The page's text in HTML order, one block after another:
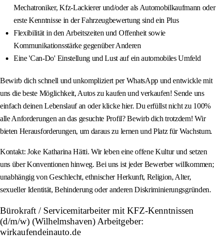
Mechatroniker, Kfz-Lackierer und/oder als Automobilkaufmann oder
erste Kenntnisse in der Fahrzeugbewertung sind ein Plus
Flexibilität in den Arbeitszeiten und Offenheit sowie
Kommunikationsstärke gegenüber Anderen
Eine 'Can-Do' Einstellung und Lust auf ein automobiles Umfeld
Bewirb dich schnell und unkompliziert per WhatsApp und entwickle mit
uns die beste Möglichkeit, Autos zu kaufen und verkaufen! Sende uns
einfach deinen Lebenslauf an oder klicke hier. Du erfüllst nicht zu 100%
alle Anforderungen an das gesuchte Profil? Bewirb dich trotzdem! Wir
bieten Herausforderungen, um daraus zu lernen und Platz für Wachstum.
Kontakt: Joke Katharina Hätti. Wir leben eine offene Kultur und setzen
uns über Konventionen hinweg. Bei uns ist jeder Bewerber willkommen;
unabhängig von Geschlecht, ethnischer Herkunft, Religion, Alter,
sexueller Identität, Behinderung oder anderen Diskriminierungsgründen.
Bürokraft / Servicemitarbeiter mit KFZ-Kenntnissen
(d/m/w) (Wilhelmshaven) Arbeitgeber:
wirkaufendeinauto.de